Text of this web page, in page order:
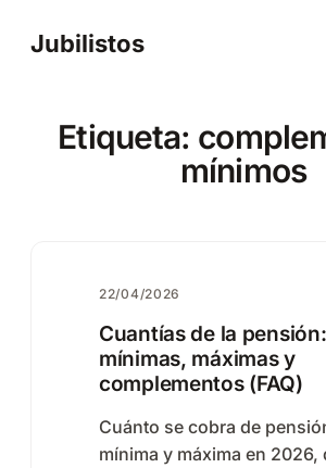
Jubilistos
Etiqueta:
mínimos
22/04/2026
Cuantías de la pensión:
mínimas, máximas y
complementos (FAQ)
Cuánto se cobra de
mínima y máxima en 2026,